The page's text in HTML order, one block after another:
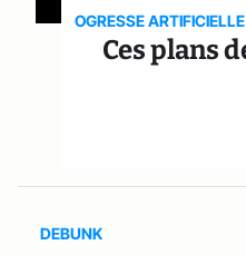
OGRESSE ARTIFICIELLE
Ces plans
DEBUNK